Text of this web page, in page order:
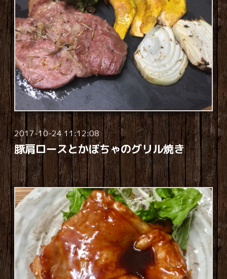
2017-10-24 11:12:08
豚肩ロースとかぼちゃのグリル焼き